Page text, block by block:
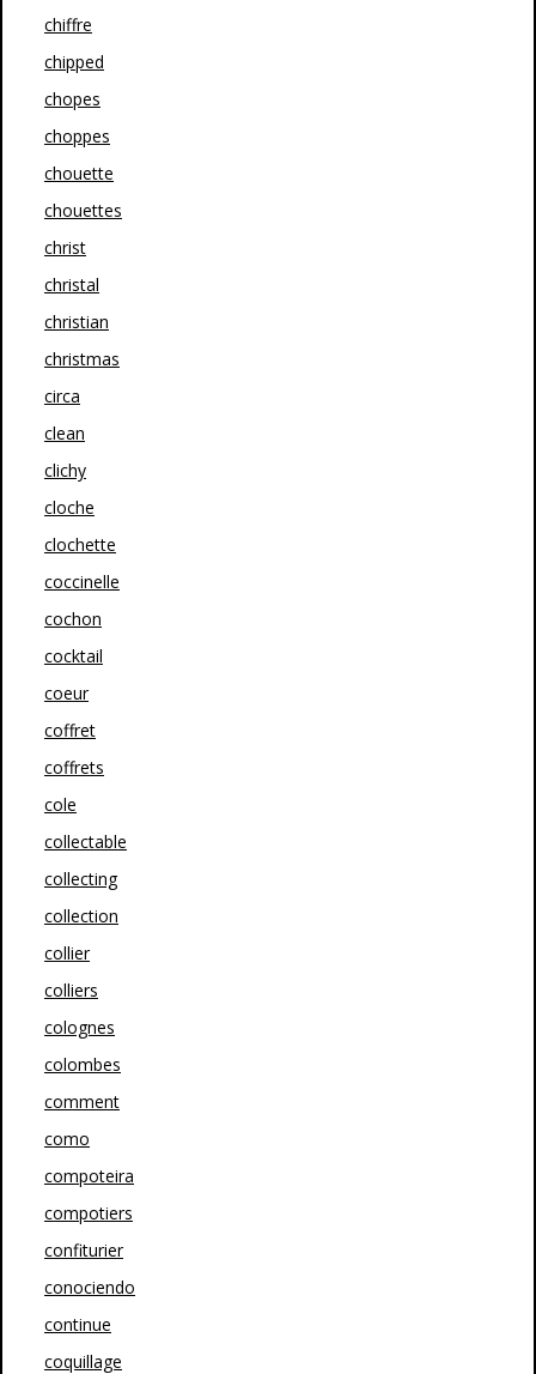
chiffre
chipped
chopes
choppes
chouette
chouettes
christ
christal
christian
christmas
circa
clean
clichy
cloche
clochette
coccinelle
cochon
cocktail
coeur
coffret
coffrets
cole
collectable
collecting
collection
collier
colliers
colognes
colombes
comment
como
compoteira
compotiers
confiturier
conociendo
continue
coquillage